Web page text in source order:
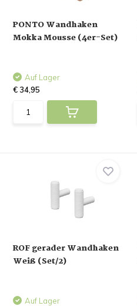
PONTO Wandhaken
Mokka Mousse (4er-Set)
Auf Lager
€ 34,95
ROF gerader Wandhaken
Weiß (Set/2)
Auf Lager